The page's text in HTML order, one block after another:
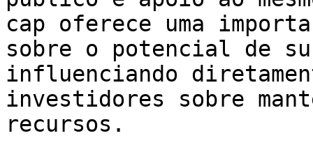
cap oferece uma
sobre o potencial de
influenciando
investidores sobre
recursos.